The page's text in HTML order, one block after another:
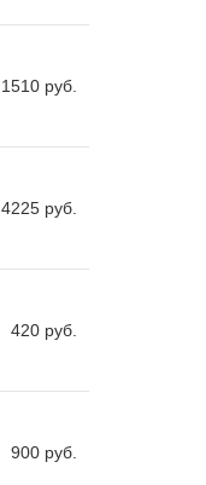
1510 руб.
4225 руб.
420руб.
900руб.